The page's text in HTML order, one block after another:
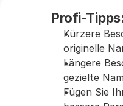
Profi-
Kürzere
originelle
Längere
gezielte
Fügen Sie